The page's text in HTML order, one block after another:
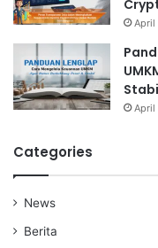
April
April
Categories
News
Berita